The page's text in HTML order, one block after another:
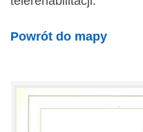
Powrót do mapy